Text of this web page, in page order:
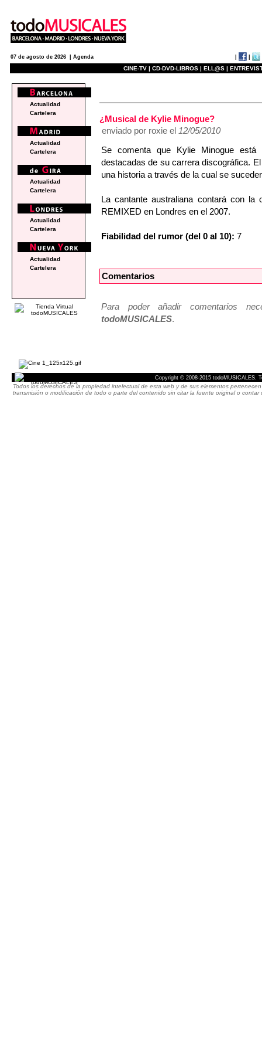
07 de agosto de 2026 | Agenda
CINE-TV | CD-DVD-LIBROS | ELL@S |
¿Musical de Kylie Minogue?
enviado por roxie el 12/05/2010
Se comenta que Kylie Minogue
destacadas de su carrera discográfica.
una historia a través de la cual se
La cantante australiana contará con la
REMIXED en Londres en el 2007.
Fiabilidad del rumor (del 0 al 10): 7
Comentarios
Para poder añadir comentarios
todoMUSICALES.
Actualidad
Cartelera
Actualidad
Cartelera
Actualidad
Cartelera
Actualidad
Cartelera
Actualidad
Cartelera
Copyright © 2008-2015 todoMUSICALES.
Todos los derechos de la propiedad intelectual de esta web y de sus elementos
transmisión o modificación de todo o parte del contenido sin citar la fuente original o